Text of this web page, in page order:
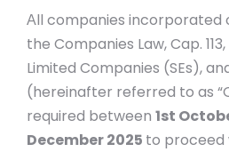
Αll companies incorporated
the Companies Law, Cap.
Limited Companies (SEs),
(hereinafter referred to as
required between 1st
December 2025 to proceed